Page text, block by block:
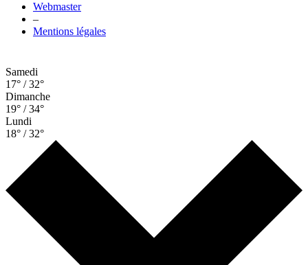
Webmaster
–
Mentions légales
Samedi
17° / 32°
Dimanche
19° / 34°
Lundi
18° / 32°